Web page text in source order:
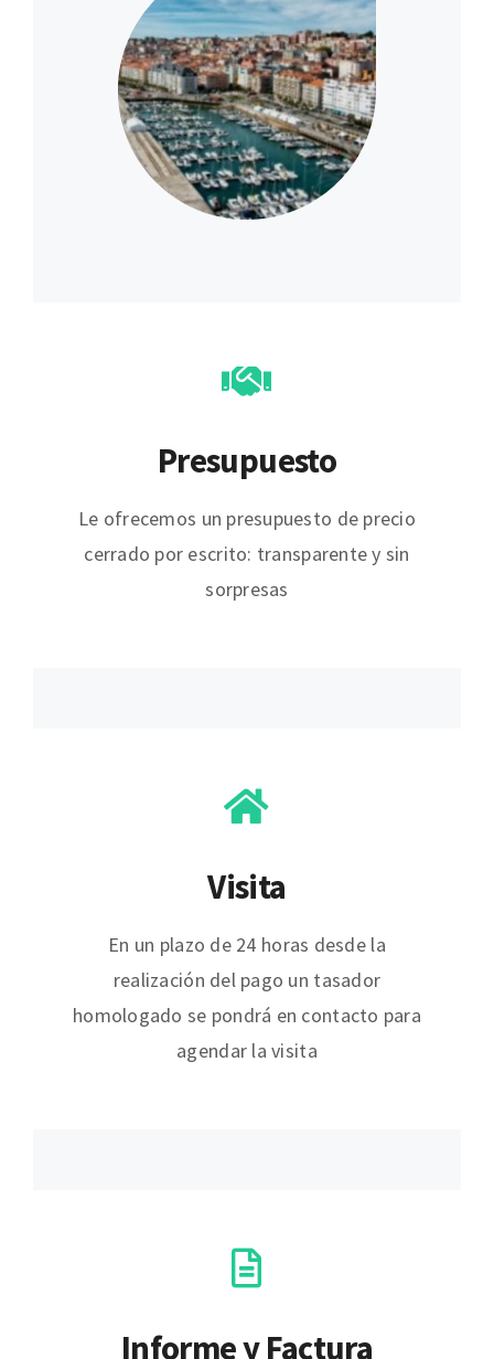
Presupuesto
Le ofrecemos un presupuesto de precio
cerrado por escrito: transparente y sin
sorpresas
Visita
En un plazo de 24 horas desde la
realización del pago un tasador
homologado se pondrá en contacto para
agendar la visita
Informe y Factura